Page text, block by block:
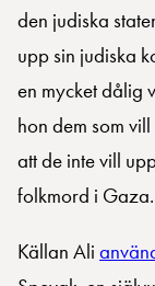
den judiska
upp sin judiska
en mycket dålig
hon dem som
att de inte vill
folkmord i Gaza.
Källan Ali